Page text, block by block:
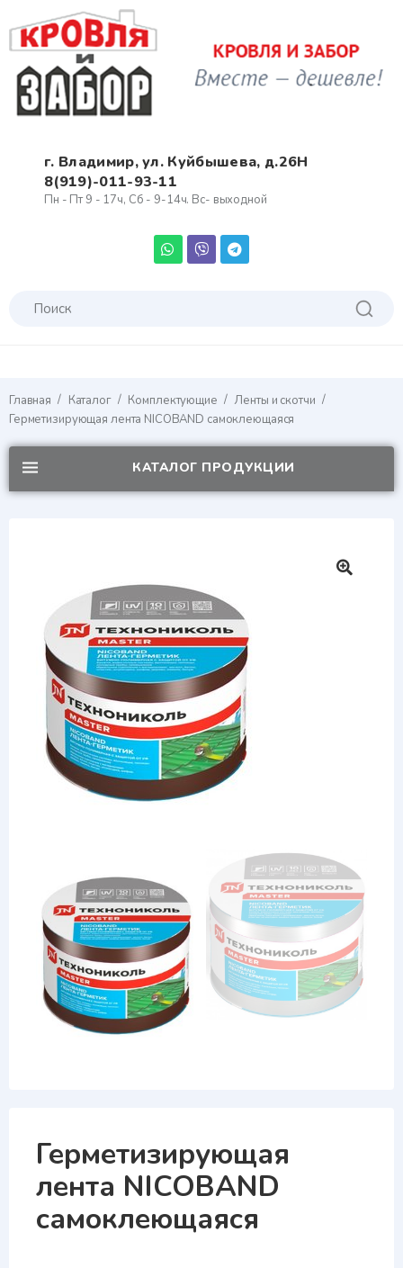
г. Владимир, ул. Куйбышева, д.26Н
8(919)-011-93-11
Пн - Пт 9 - 17ч, Сб - 9-14ч. Вс- выходной
Главная / Каталог / Комплектующие / Ленты и скотчи /
Герметизирующая лента NICOBAND самоклеющаяся
КАТАЛОГ ПРОДУКЦИИ
Герметизирующая
лента NICOBAND
самоклеющаяся